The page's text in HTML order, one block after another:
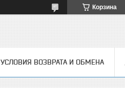
Корзина
УСЛОВИЯ ВОЗВРАТА И ОБМЕНА